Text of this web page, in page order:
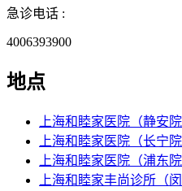
急诊电话 :
4006393900
地点
上海和睦家医院（静安院
上海和睦家医院（长宁院
上海和睦家医院（浦东院
上海和睦家丰尚诊所（闵